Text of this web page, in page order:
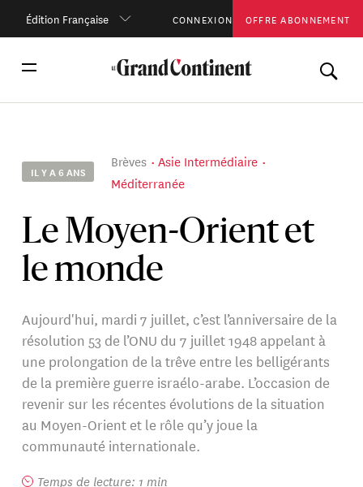
Édition Française CONNEXION OFFRE ABONNEMENT
IL Y A 6 ANS
Brèves
Asie Intermédiaire
Méditerranée
Le Moyen-Orient et
le monde
Aujourd'hui, mardi 7 juillet, c’est l’anniversaire de la
résolution 53 de l’ONU du 7 juillet 1948 appelant à
une prolongation de la trêve entre les belligérants
de la première guerre israélo-arabe. L’occasion de
revenir sur les récentes évolutions de la situation
au Moyen-Orient et le rôle qu’y joue la
communauté internationale.
Temps de lecture: 1 min